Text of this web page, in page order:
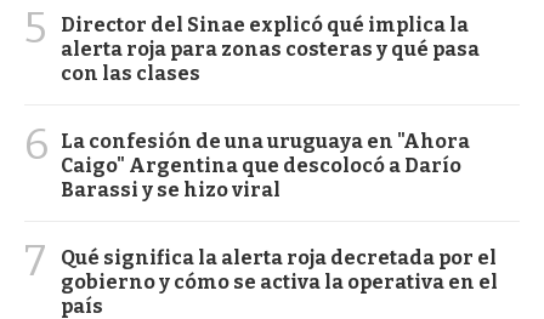
5
Director del Sinae explicó qué implica la
alerta roja para zonas costeras y qué pasa
con las clases
6
La confesión de una uruguaya en "Ahora
Caigo" Argentina que descolocó a Darío
Barassi y se hizo viral
7
Qué significa la alerta roja decretada por el
gobierno y cómo se activa la operativa en el
país